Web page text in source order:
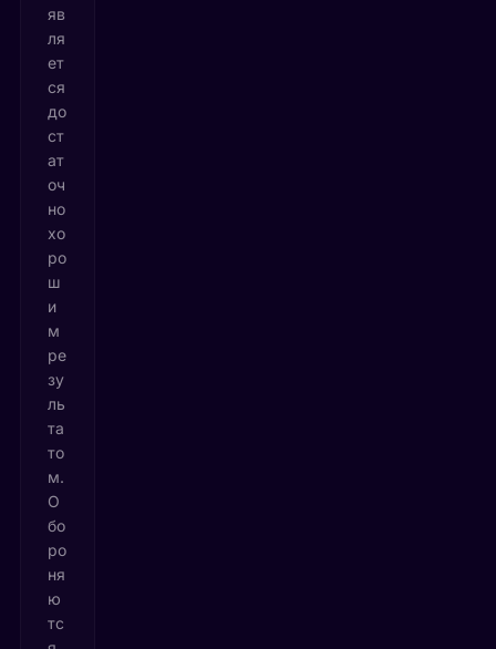
яв
ля
ет
ся
до
ст
ат
оч
но
хо
ро
ш
и
м
ре
зу
ль
та
то
м.
О
бо
ро
ня
ю
тс